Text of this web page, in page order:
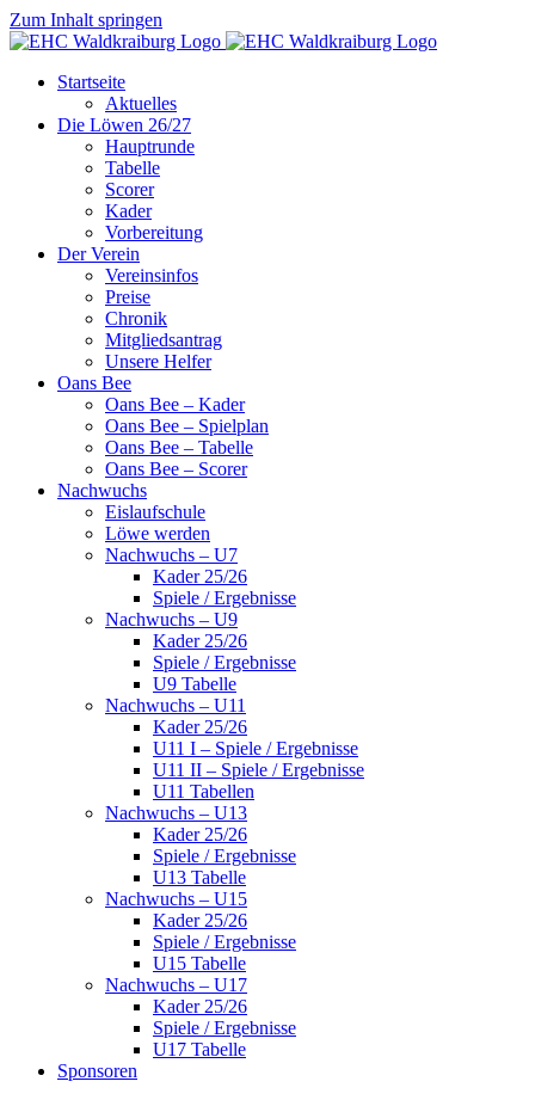
Zum Inhalt springen
Startseite
Aktuelles
Die Löwen 26/27
Hauptrunde
Tabelle
Scorer
Kader
Vorbereitung
Der Verein
Vereinsinfos
Preise
Chronik
Mitgliedsantrag
Unsere Helfer
Oans Bee
Oans Bee – Kader
Oans Bee – Spielplan
Oans Bee – Tabelle
Oans Bee – Scorer
Nachwuchs
Eislaufschule
Löwe werden
Nachwuchs – U7
Kader 25/26
Spiele / Ergebnisse
Nachwuchs – U9
Kader 25/26
Spiele / Ergebnisse
U9 Tabelle
Nachwuchs – U11
Kader 25/26
U11 I – Spiele / Ergebnisse
U11 II – Spiele / Ergebnisse
U11 Tabellen
Nachwuchs – U13
Kader 25/26
Spiele / Ergebnisse
U13 Tabelle
Nachwuchs – U15
Kader 25/26
Spiele / Ergebnisse
U15 Tabelle
Nachwuchs – U17
Kader 25/26
Spiele / Ergebnisse
U17 Tabelle
Sponsoren